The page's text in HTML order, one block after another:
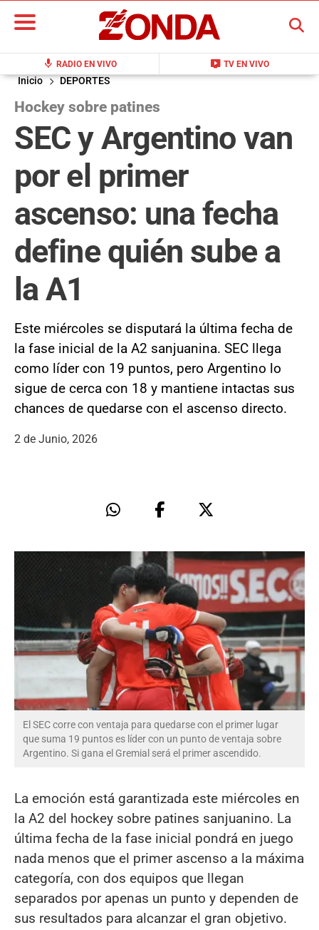
mic RADIO EN VIVO live_tv TV EN VIVO
BUSCAR
Inicio DEPORTES
Hockey sobre patines
SEC y Argentino van
por el primer
ascenso: una fecha
define quién sube a
la A1
Este miércoles se disputará la última fecha de
la fase inicial de la A2 sanjuanina. SEC llega
como líder con 19 puntos, pero Argentino lo
sigue de cerca con 18 y mantiene intactas sus
chances de quedarse con el ascenso directo.
2 de Junio, 2026
El SEC corre con ventaja para quedarse con el primer lugar
que suma 19 puntos es líder con un punto de ventaja sobre
Argentino. Si gana el Gremial será el primer ascendido.
La emoción está garantizada este miércoles en
la A2 del hockey sobre patines sanjuanino. La
última fecha de la fase inicial pondrá en juego
nada menos que el primer ascenso a la máxima
categoría, con dos equipos que llegan
separados por apenas un punto y dependen de
sus resultados para alcanzar el gran objetivo.